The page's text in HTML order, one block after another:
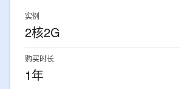
实例
2核2G
购买时长
1年